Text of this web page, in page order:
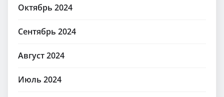
Октябрь 2024
Сентябрь 2024
Август 2024
Июль 2024